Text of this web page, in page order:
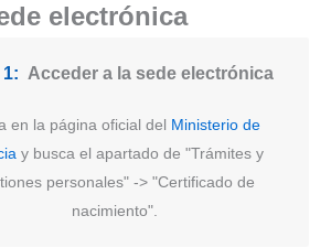
electrónica
1: Acceder a la sede electrónica
en la página oficial del Ministerio de
y busca el apartado de "Trámites y
personales" -> "Certificado de
nacimiento".